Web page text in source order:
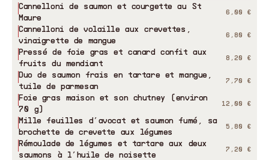
Cannelloni de saumon et courgette au St
Maure
6,00 €
Cannelloni de volaille aux crevettes,
vinaigrette de mangue
6,80 €
Pressé de foie gras et canard confit aux
fruits du mendiant
8,20 €
Duo de saumon frais en tartare et mangue,
tuile de parmesan
7,70 €
Foie gras maison et son chutney (environ
70 g)
12,00 €
Mille feuilles d’avocat et saumon fumé, sa
brochette de crevette aux légumes
5,80 €
Rémoulade de légumes et tartare aux deux
saumons à l’huile de noisette
7,20 €